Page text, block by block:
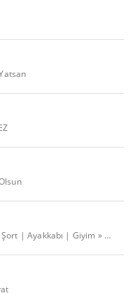
Triko | Pantolon | Tulum | Şort | Ayakkabı | Giyim » 5in1canpolat